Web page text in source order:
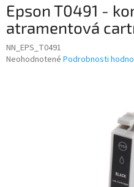
Epson T0491 -
atramentová
NN_EPS_T0491
Priemerné
Neohodnotené Podrobnosti